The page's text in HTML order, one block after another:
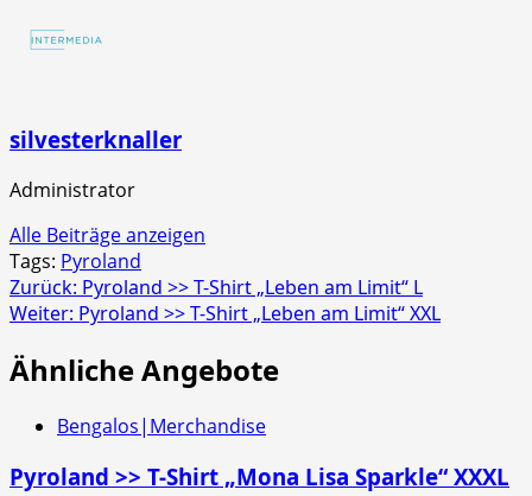
silvesterknaller
Administrator
Alle Beiträge anzeigen
Tags: Pyroland
Beitragsnavigation
Zurück: Pyroland >> T-Shirt „Leben am Limit“ L
Weiter: Pyroland >> T-Shirt „Leben am Limit“ XXL
Ähnliche Angebote
Bengalos|Merchandise
Pyroland >> T-Shirt „Mona Lisa Sparkle“ XXXL